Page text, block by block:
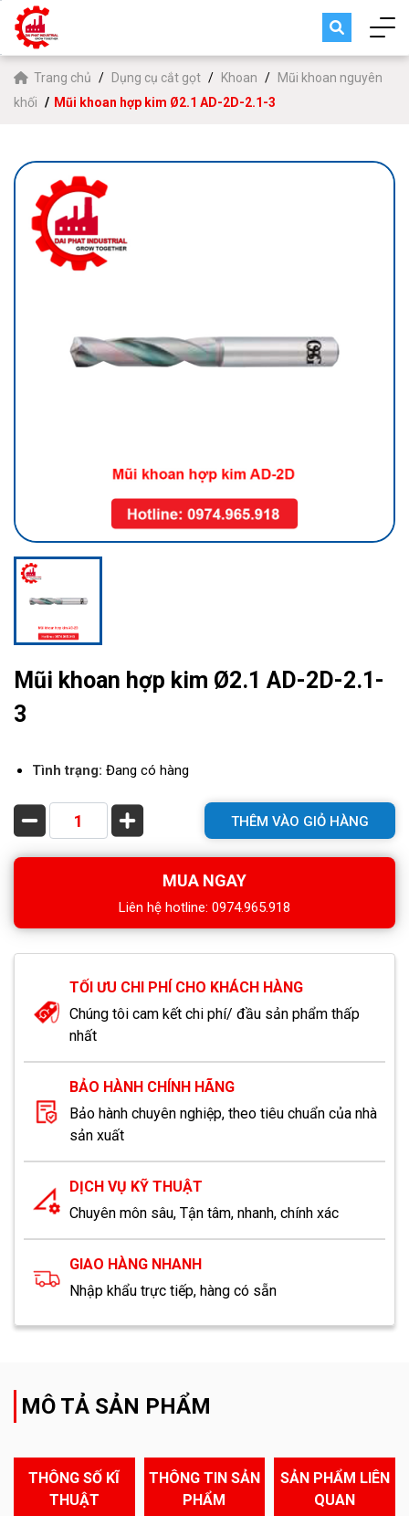
Trang chủ Dụng cụ cắt gọt Khoan
Mũi khoan nguyên
khối
Mũi khoan hợp kim Ø2.1 AD-2D-2.1-3
Mũi khoan hợp kim Ø2.1 AD-2D-2.1-
3
Tình trạng: Đang có hàng
THÊM VÀO GIỎ HÀNG
MUA NGAY
Liên hệ hotline: 0974.965.918
TỐI ƯU CHI PHÍ CHO KHÁCH HÀNG
Chúng tôi cam kết chi phí/ đầu sản phẩm thấp
nhất
BẢO HÀNH CHÍNH HÃNG
Bảo hành chuyên nghiệp, theo tiêu chuẩn của nhà
sản xuất
DỊCH VỤ KỸ THUẬT
Chuyên môn sâu, Tận tâm, nhanh, chính xác
GIAO HÀNG NHANH
Nhập khẩu trực tiếp, hàng có sẵn
MÔ TẢ SẢN PHẨM
THÔNG SỐ KĨ
THUẬT
THÔNG TIN SẢN
PHẨM
SẢN PHẨM LIÊN
QUAN